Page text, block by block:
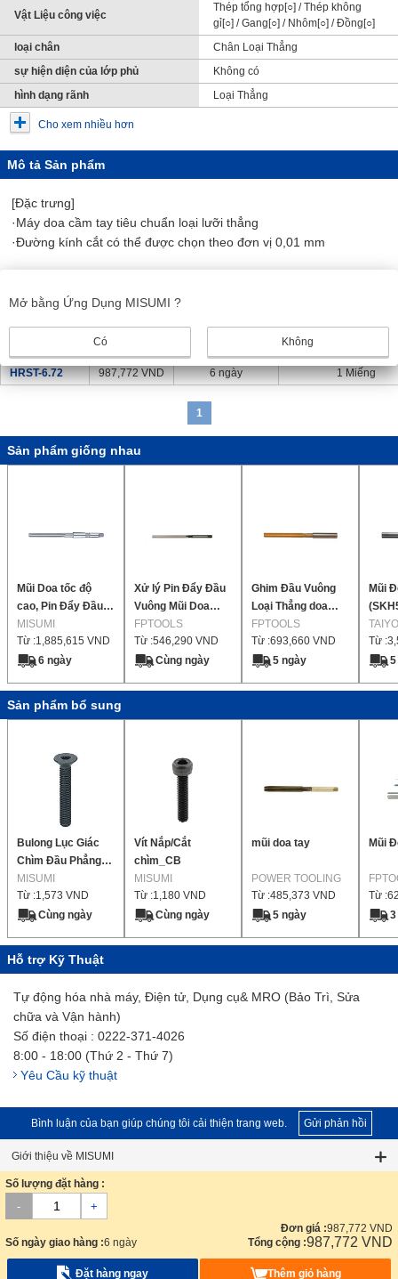
Vật Liệu công việc
Thép tổng hợp[○] / Thép không
gỉ[○] / Gang[○] / Nhôm[○] / Đồng[○]
loại chân
Chân Loại Thẳng
sự hiện diện của lớp phủ
Không có
hình dạng rãnh
Loại Thẳng
Cho xem nhiều hơn
Mô tả Sản phẩm
[Đặc trưng]
·Máy doa cầm tay tiêu chuẩn loại lưỡi thẳng
·Đường kính cắt có thể được chọn theo đơn vị 0,01 mm
HRST-6.72 987,772VND 6 ngày 1 Miếng
1
Sản phẩm giống nhau
Mũi Doa tốc độ
cao, Pin Đẩy Đầu
Vườn Loại Thẳng ,
Pin Đẩy Đầu Vườn
Loại Thẳng Bên
MISUMI
Từ :1,885,615 VND
6 ngày
Xử lý Pin Đẩy Đầu
Vuông Mũi Doa
Thép Gió Loại
Thẳng thắn
FPTOOLS
Từ :546,290 VND
Cùng ngày
Ghim Đầu Vuông
Loại Thẳng doa
vàng FP
FPTOOLS
Từ :693,660 VND
5 ngày
Mũi
Từ :
Sản phẩm bổ sung
Bulong Lục Giác
Chìm Đầu Phẳng-
Loại Thuận Tiện・
Tiêu Chuẩn JIS
MISUMI
Từ :1,573 VND
Cùng ngày
Vít Nắp/Cắt
chìm_CB
MISUMI
Từ :1,180 VND
Cùng ngày
mũi doa tay
POWER TOOLING
Từ :485,373 VND
5 ngày
Mũi
Từ :
Hỗ trợ Kỹ Thuật
Tự động hóa nhà máy, Điện tử, Dụng cụ& MRO (Bảo Trì, Sửa
chữa và Vận hành)
Số điện thoại : 0222-371-4026
8:00 - 18:00 (Thứ 2 - Thứ 7)
Yêu Cầu kỹ thuật
Bình luận của bạn giúp chúng tôi cải thiện trang web. Gửi phản hồi
Giới thiệu về MISUMI
Về trang Web này
Dịch vụ chăm sóc khách hàng
Số lượng đặt hàng :
- +
Số ngày giao hàng :6 ngày
Đơn giá :987,772 VND
Tổng cộng :987,772 VND
Đặt hàng ngay Thêm giỏ hàng
Mở bằng Ứng Dụng MISUMI ?
Có Không